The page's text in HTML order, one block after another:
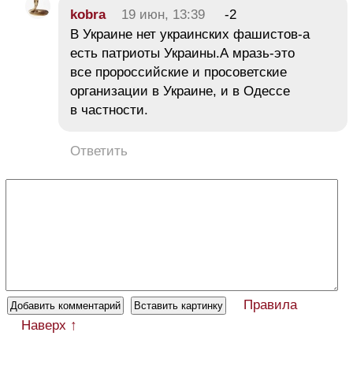
kobra 19 июн, 13:39
-2
В Украине нет украинских фашистов-а
есть патриоты Украины.А мразь-это
все пророссийские и просоветские
организации в Украине, и в Одессе
в частности.
Ответить
Правила
Наверх ↑